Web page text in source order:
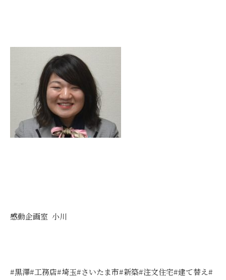
感動企画室 小川
#黒澤#工務店#埼玉#さいたま市#新築#注文住宅#建て替え#